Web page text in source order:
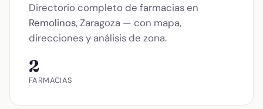
Directorio completo de farmacias en
Remolinos, Zaragoza — con mapa,
direcciones y análisis de zona.
2
FARMACIAS